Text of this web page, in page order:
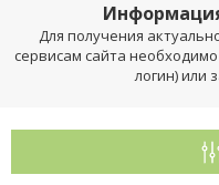
Для получения
сервисам сайта
логин) или